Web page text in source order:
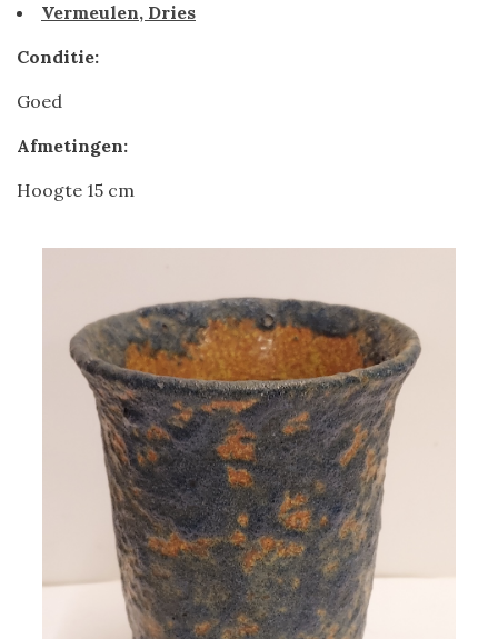
Vermeulen, Dries
Conditie:
Goed
Afmetingen:
Hoogte 15 cm